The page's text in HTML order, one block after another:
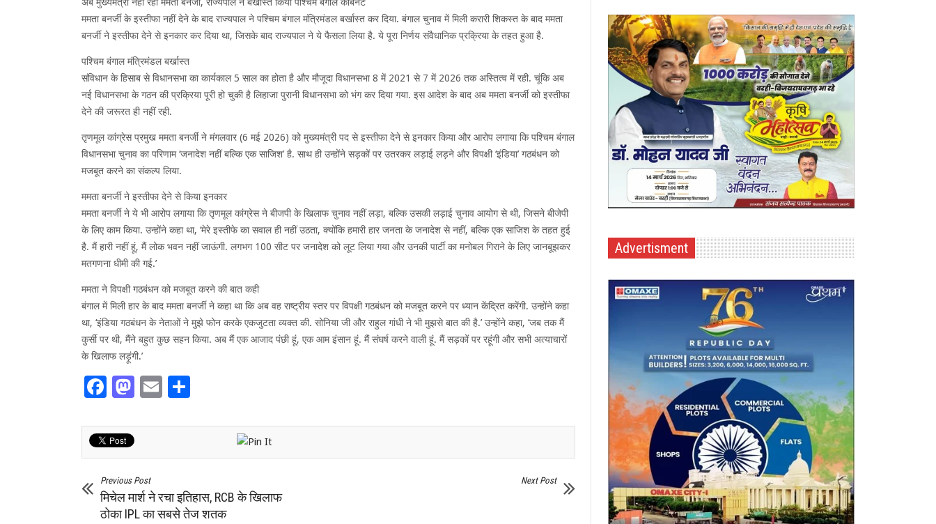
ममता बनर्जी के इस्तीफा नहीं देने के बाद राज्यपाल ने पश्चिम बंगाल मंत्रिमंडल बर्खास्त कर दिया. बंगाल चुनाव में मिली करारी शिकस्त के बाद ममता
बनर्जी ने इस्तीफा देने से इनकार कर दिया था, जिसके बाद राज्यपाल ने ये फैसला लिया है. ये पूरा निर्णय संवैधानिक प्रक्रिया के तहत हुआ है.
पश्चिम बंगाल मंत्रिमंडल बर्खास्त
संविधान के हिसाब से विधानसभा का कार्यकाल 5 साल का होता है और मौजूदा विधानसभा 8 में 2021 से 7 में 2026 तक अस्तित्व में रही. चूंकि अब
नई विधानसभा के गठन की प्रक्रिया पूरी हो चुकी है लिहाजा पुरानी विधानसभा को भंग कर दिया गया. इस आदेश के बाद अब ममता बनर्जी को इस्तीफा
देने की जरूरत ही नहीं रही.
तृणमूल कांग्रेस प्रमुख ममता बनर्जी ने मंगलवार (6 मई 2026) को मुख्यमंत्री पद से इस्तीफा देने से इनकार किया और आरोप लगाया कि पश्चिम बंगाल
विधानसभा चुनाव का परिणाम ‘जनादेश नहीं बल्कि एक साजिश’ है. साथ ही उन्होंने सड़कों पर उतरकर लड़ाई लड़ने और विपक्षी ‘इंडिया’ गठबंधन को
मजबूत करने का संकल्प लिया.
ममता बनर्जी ने इस्तीफा देने से किया इनकार
ममता बनर्जी ने ये भी आरोप लगाया कि तृणमूल कांग्रेस ने बीजपी के खिलाफ चुनाव नहीं लड़ा, बल्कि उसकी लड़ाई चुनाव आयोग से थी, जिसने बीजेपी
के लिए काम किया. उन्होंने कहा था, ‘मेरे इस्तीफे का सवाल ही नहीं उठता, क्योंकि हमारी हार जनता के जनादेश से नहीं, बल्कि एक साजिश के तहत हुई
है. मैं हारी नहीं हूं, मैं लोक भवन नहीं जाऊंगी. लगभग 100 सीट पर जनादेश को लूट लिया गया और उनकी पार्टी का मनोबल गिराने के लिए जानबूझकर
मतगणना धीमी की गई.’
ममता ने विपक्षी गठबंधन को मजबूत करने की बात कही
बंगाल में मिली हार के बाद ममता बनर्जी ने कहा था कि अब वह राष्ट्रीय स्तर पर विपक्षी गठबंधन को मजबूत करने पर ध्यान केंद्रित करेंगी. उन्होंने कहा
था, ‘इंडिया गठबंधन के नेताओं ने मुझे फोन करके एकजुटता व्यक्त की. सोनिया जी और राहुल गांधी ने भी मुझसे बात की है.’ उन्होंने कहा, ‘जब तक मैं
कुर्सी पर थी, मैंने बहुत कुछ सहन किया. अब मैं एक आजाद पंछी हूं, एक आम इंसान हूं. मैं संघर्ष करने वाली हूं. मैं सड़कों पर रहूंगी और सभी अत्याचारों
के खिलाफ लड़ूंगी.’
Facebook
Mastodon
Email
Previous Post
मिचेल मार्श ने रचा इतिहास, RCB के खिलाफ
ठोका IPL का सबसे तेज शतक
Next Post
Advertisment